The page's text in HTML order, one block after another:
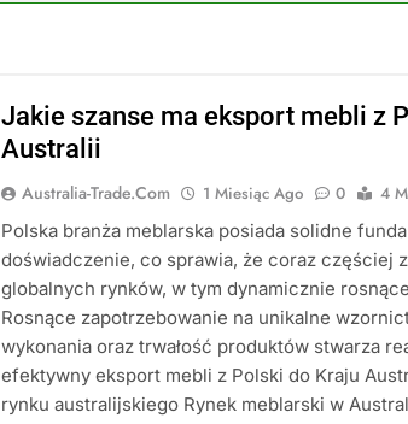
Jakie szanse ma eksport mebli z
Australii
Australia-Trade.com 1 Miesiąc Ago 0
4
Polska branża meblarska posiada solidne
doświadczenie, co sprawia, że coraz częściej
globalnych rynków, w tym dynamicznie
Rosnące zapotrzebowanie na unikalne
wykonania oraz trwałość produktów stwarza
efektywny eksport mebli z Polski do Kraju
rynku australijskiego Rynek meblarski w